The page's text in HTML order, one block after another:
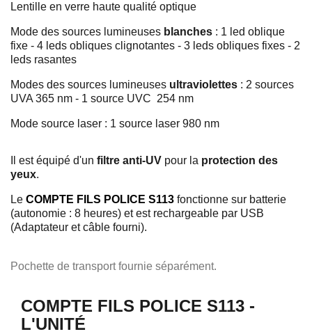
Lentille en verre haute qualité optique
Mode des sources lumineuses blanches : 1 led oblique
fixe - 4 leds obliques clignotantes - 3 leds obliques fixes - 2
leds rasantes
Modes des sources lumineuses ultraviolettes : 2 sources
UVA 365 nm - 1 source UVC 254 nm
Mode source laser : 1 source laser 980 nm
Il est équipé d'un filtre anti-UV pour la protection des
yeux.
Le COMPTE FILS POLICE S113 fonctionne sur batterie
(autonomie : 8 heures) et est rechargeable par USB
(Adaptateur et câble fourni).
Pochette de transport fournie séparément.
COMPTE FILS POLICE S113 -
L'UNITÉ